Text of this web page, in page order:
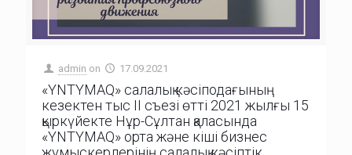
admin on 17.09.2021
«YNTYMAQ» салалық кәсіподағының
кезектен тыс II съезі өтті 2021 жылғы 15
қыркүйекте Нұр-Сұлтан қаласында
«YNTYMAQ» орта және кіші бизнес